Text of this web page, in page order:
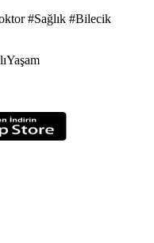
#Sağlık #Bilecik